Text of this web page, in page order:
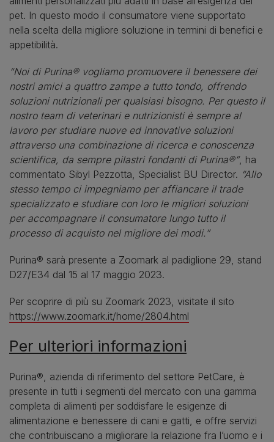
pet. In questo modo il consumatore viene supportato
nella scelta della migliore soluzione in termini di benefici e
appetibilità.
“Noi di Purina® vogliamo promuovere il benessere dei
nostri amici a quattro zampe a tutto tondo, offrendo
soluzioni nutrizionali per qualsiasi bisogno. Per questo il
nostro team di veterinari e nutrizionisti è sempre al
lavoro per studiare nuove ed innovative soluzioni
attraverso una combinazione di ricerca e conoscenza
scientifica, da sempre pilastri fondanti di Purina®”, ha
commentato Sibyl Pezzotta, Specialist BU Director. “Allo
stesso tempo ci impegniamo per affiancare il trade
specializzato e studiare con loro le migliori soluzioni
per accompagnare il consumatore lungo tutto il
processo di acquisto nel migliore dei modi.”
Purina® sarà presente a Zoomark al padiglione 29, stand
D27/E34 dal 15 al 17 maggio 2023.
Per scoprire di più su Zoomark 2023, visitate il sito
https://www.zoomark.it/home/2804.html
Per ulteriori informazioni
Purina®, azienda di riferimento del settore PetCare, è
presente in tutti i segmenti del mercato con una gamma
completa di alimenti per soddisfare le esigenze di
alimentazione e benessere di cani e gatti, e offre servizi
che contribuiscano a migliorare la relazione fra l’uomo e i